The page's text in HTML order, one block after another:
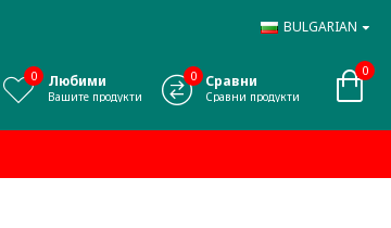
BULGARIAN
Любими
Вашите продукти
0 Сравни
Сравни продукти
0 0